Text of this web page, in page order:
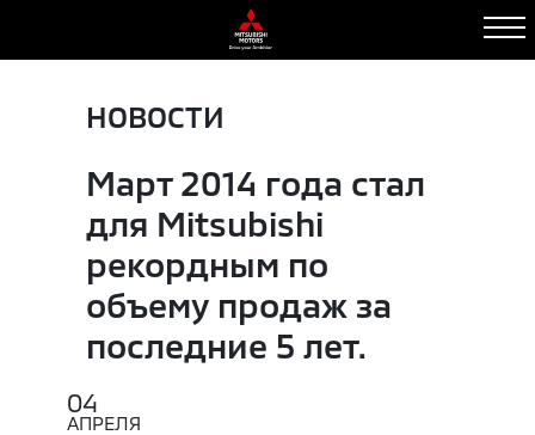
НОВОСТИ
Март 2014 года стал
для Mitsubishi
рекордным по
объему продаж за
последние 5 лет.
04
АПРЕЛЯ